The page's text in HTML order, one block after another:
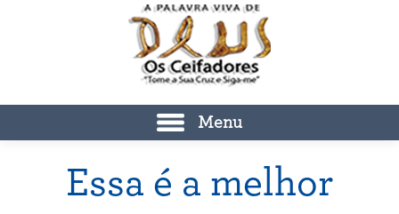
Menu
Essa é a melhor